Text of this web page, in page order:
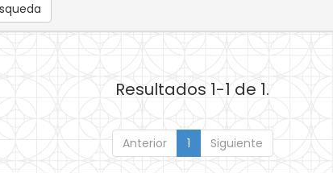
Resultados 1-1 de 1.
Anterior 1 Siguiente